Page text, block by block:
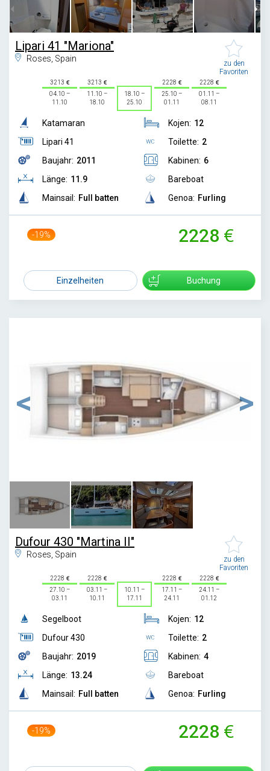
Lipari 41 "Mariona"
Roses, Spain
zu den
Favoriten
3213
04.10 –
11.10
3213
11.10 –
18.10
18.10 –
25.10
2228
25.10 –
01.11
2228
01.11 –
08.11
Katamaran
Lipari 41
Baujahr: 2011
Länge: 11.9
Mainsail: Full batten
Kojen: 12
Toilette: 2
Kabinen: 6
Bareboat
Genoa: Furling
-19% 2228
Einzelheiten Buchung
Dufour 430 "Martina II"
Roses, Spain
zu den
Favoriten
2228
27.10 –
03.11
2228
03.11 –
10.11
10.11 –
17.11
2228
17.11 –
24.11
2228
24.11 –
01.12
Segelboot
Dufour 430
Baujahr: 2019
Länge: 13.24
Mainsail: Full batten
Kojen: 12
Toilette: 2
Kabinen: 4
Bareboat
Genoa: Furling
-19% 2228